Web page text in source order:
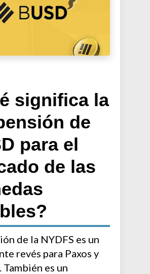
significa la
de
para el
de las
de la NYDFS es un
revés para Paxos y
También es un